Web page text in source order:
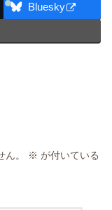
Bluesky
。 ※ が付いている